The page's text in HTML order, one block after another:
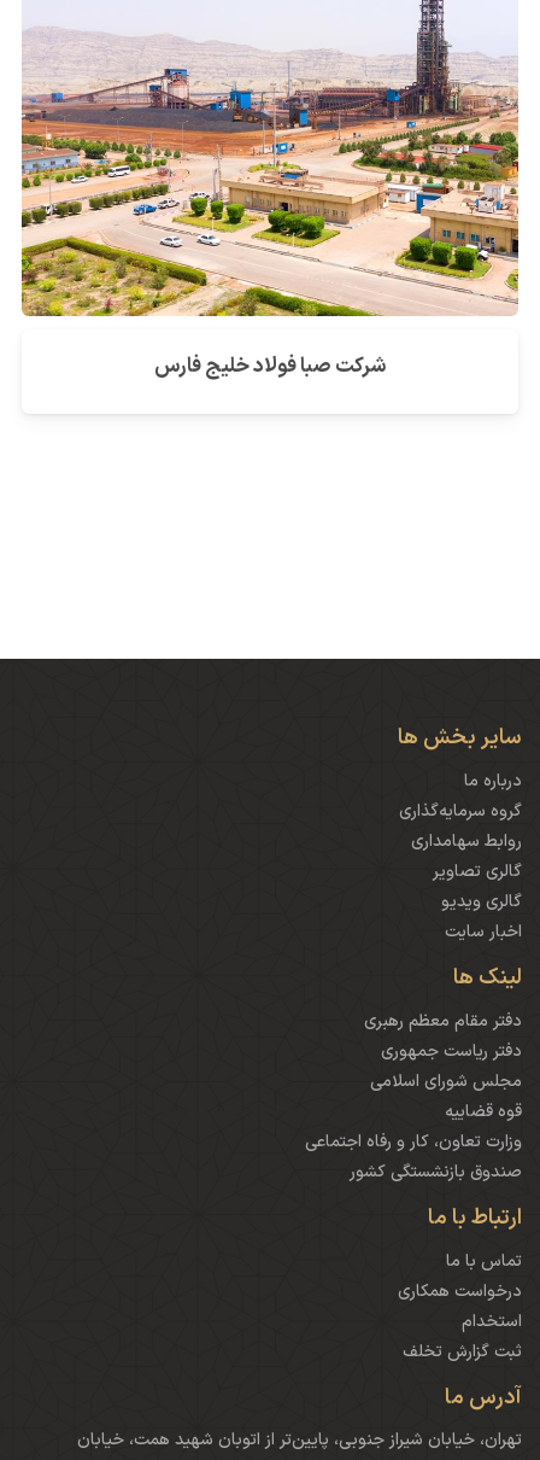
شرکت صبا فولاد خلیج فارس
سایر بخش ها
درباره ما
گروه سرمایه‌گذاری
روابط سهامداری
گالری تصاویر
گالری ویدیو
اخبار سایت
لینک ها
دفتر مقام معظم رهبری
دفتر ریاست جمهوری
مجلس شورای اسلامی
قوه قضاییه
وزارت تعاون، کار و رفاه اجتماعی
صندوق بازنشستگی کشور
ارتباط با ما
تماس با ما
درخواست همکاری
استخدام
ثبت گزارش تخلف
آدرس ما
تهران، خیابان شیراز جنوبی، پایین‌تر از اتوبان شهید همت، خیابان